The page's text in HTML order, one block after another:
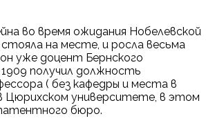
во время ожидания Нобелевской
на месте, и росла весьма
уже доцент Бернского
получил должность
( без кафедры и места в
Цюрихском университете, в этом
бюро.